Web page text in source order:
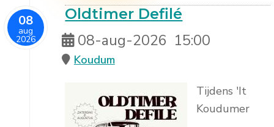
08
aug
2026
Oldtimer Defilé
08-aug-2026 15:00
Koudum
Tijdens 'It
Koudumer